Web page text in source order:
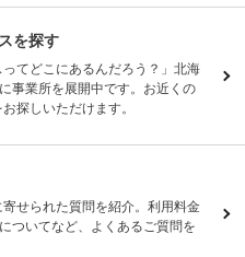
を探す
ってどこにあるんだろう？」北海
事業所を展開中です。お近くの
探しいただけます。
寄せられた質問を紹介。利用料金
ついてなど、よくあるご質問を